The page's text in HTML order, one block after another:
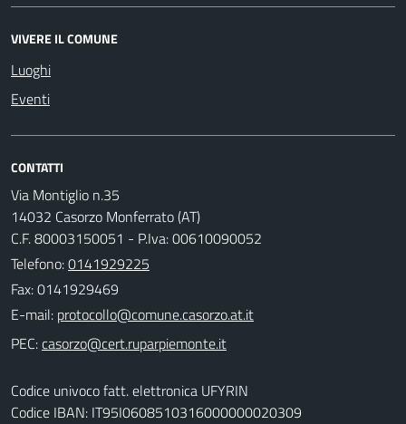
VIVERE IL COMUNE
Luoghi
Eventi
CONTATTI
Via Montiglio n.35
14032 Casorzo Monferrato (AT)
C.F. 80003150051 - P.Iva: 00610090052
Telefono:0141929225
Fax: 0141929469
E-mail:
PEC:
Codice univoco fatt. elettronica UFYRIN
Codice IBAN: IT95I0608510316000000020309